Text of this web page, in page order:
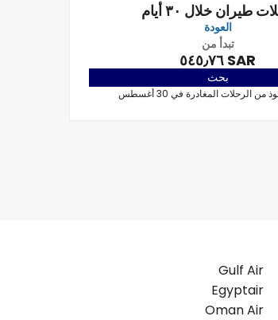
طيران خلال ٣٠ أيام
العودة
تبدأ من
SAR ٥٤٥٫٧٦
بحث
الرحلات المغادرة في 30 أغسطس
Gulf Air
Egyptair
Oman Air